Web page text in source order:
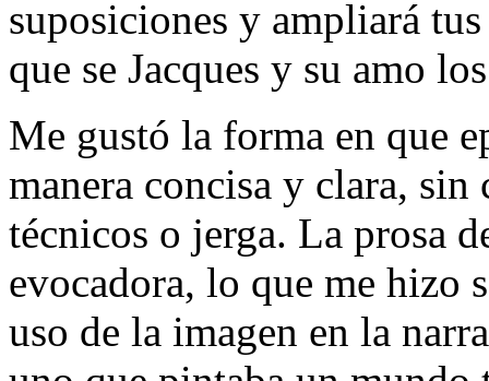
suposiciones y ampliará
que se Jacques y su amo
Me gustó la forma en que
manera concisa y clara,
técnicos o jerga. La prosa
evocadora, lo que me hizo
uso de la imagen en la